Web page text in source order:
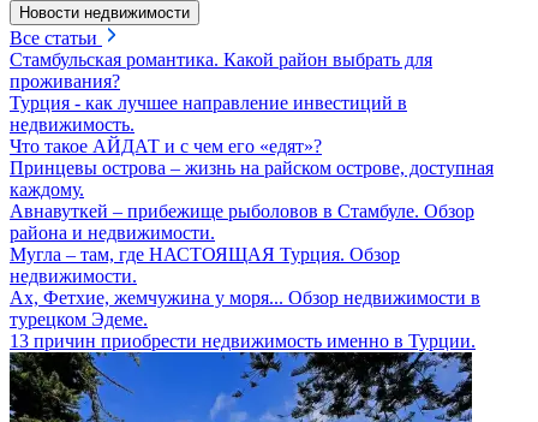
Новости недвижимости
Все статьи
Стамбульская романтика. Какой район выбрать для
проживания?
Турция - как лучшее направление инвестиций в
недвижимость.
Что такое АЙДАТ и с чем его «едят»?
Принцевы острова – жизнь на райском острове, доступная
каждому.
Авнавуткей – прибежище рыболовов в Стамбуле. Обзор
района и недвижимости.
Мугла – там, где НАСТОЯЩАЯ Турция. Обзор
недвижимости.
Ах, Фетхие, жемчужина у моря... Обзор недвижимости в
турецком Эдеме.
13 причин приобрести недвижимость именно в Турции.